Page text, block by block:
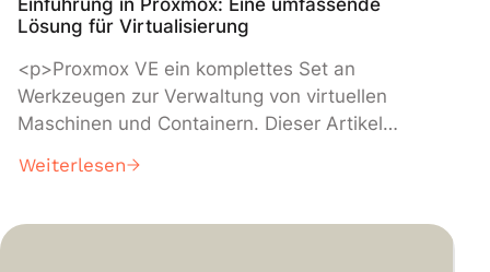
Lösung für Virtualisierung
<p>Proxmox VE ein komplettes Set an
Werkzeugen zur Verwaltung von virtuellen
Maschinen und Containern. Dieser Artikel
VE, seine Vorteile und wie es Deine IT-
Virtualisierung verstehen Virtualisierung ist
Weiterlesen